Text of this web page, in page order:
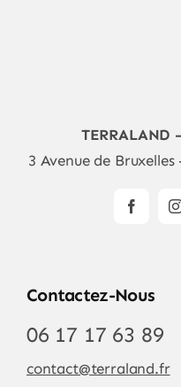
TERRALAND
3 Avenue de
Contactez-Nous
06 17 17 63 89
contact@terraland.fr